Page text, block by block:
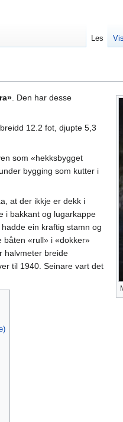
. Den har desse
12.2 fot, djupte 5,3
som «hekksbygget
bygging som kutter i
at der ikkje er dekk i
i bakkant og lugarkappe
ein kraftig stamn og
båten «rull» i «dokker»
halvmeter breide
til 1940. Seinare vart det
Les